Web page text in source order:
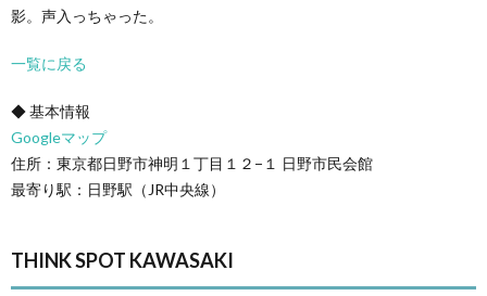
影。声入っちゃった。
一覧に戻る
◆ 基本情報
Googleマップ
住所：東京都日野市神明１丁目１２−１ 日野市民会館
最寄り駅：日野駅（JR中央線）
THINK SPOT KAWASAKI